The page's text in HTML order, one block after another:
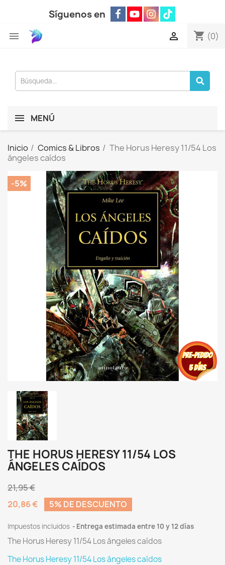
Síguenos en
 shopping_cart (0)

MENÚ
Inicio Comics & Libros
The Horus Heresy 11/54 Los
ángeles caídos
-5%
THE HORUS HERESY 11/54 LOS
ÁNGELES CAÍDOS
21,95 €
20,86 €
5% DE DESCUENTO
Impuestos incluidos Entrega estimada entre 10 y 12 días
The Horus Heresy 11/54 Los ángeles caídos
The Horus Heresy 11/54 Los ángeles caídos